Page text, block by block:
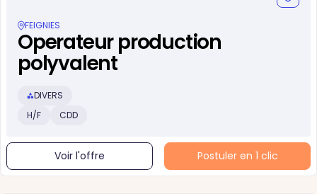
FEIGNIES
Operateur production
polyvalent
DIVERS
H/F
CDD
Voir l'offre Postuler en 1 clic